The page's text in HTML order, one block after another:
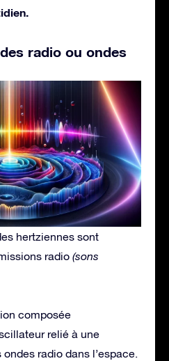
radio ou ondes
hertziennes sont
radio (sons
composée
relié à une
radio dans l’espace.